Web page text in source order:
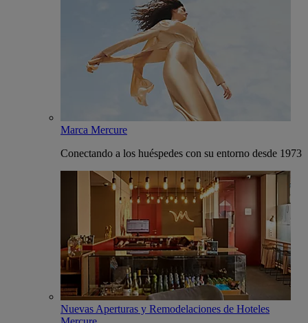
Marca Mercure
Conectando a los huéspedes con su entorno desde 1973
Nuevas Aperturas y Remodelaciones de Hoteles